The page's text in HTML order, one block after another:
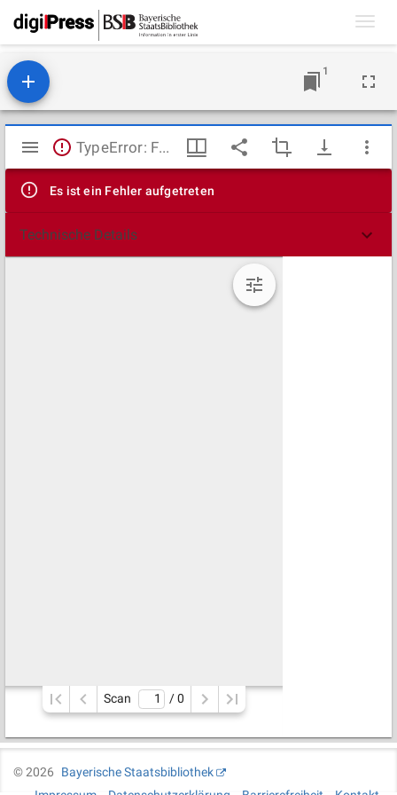
1
Mirador
Viewer
TypeError: Failed to fetch
Es ist ein Fehler aufgetreten
Technische Details
Scan / 0
©2026
Bayerische Staatsbibliothek